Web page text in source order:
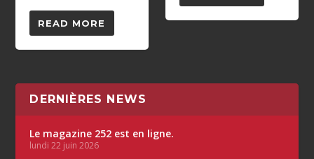
READ MORE
DERNIÈRES NEWS
Le magazine 252 est en ligne.
lundi 22 juin 2026